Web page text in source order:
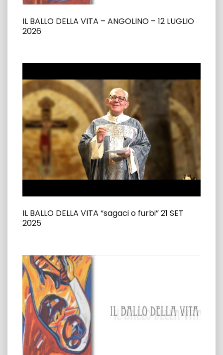
IL BALLO DELLA VITA – ANGOLINO – 12 LUGLIO
2026
IL BALLO DELLA VITA “sagaci o furbi” 21 SET
2025